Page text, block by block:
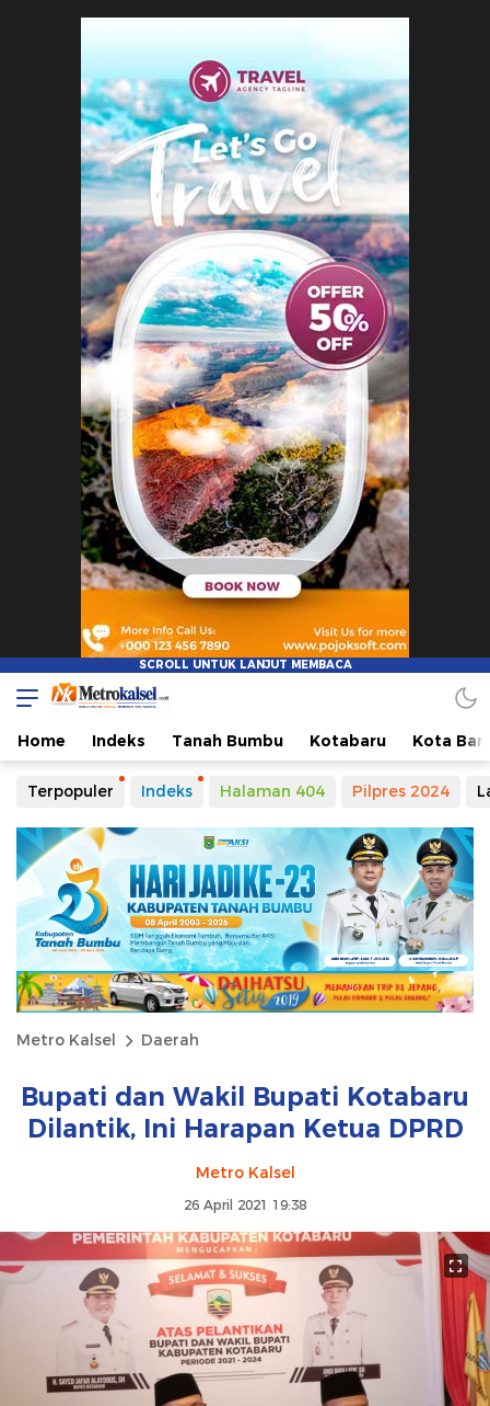
Home Indeks Tanah Bumbu Kotabaru Kota
Terpopuler Indeks Halaman 404 Pilpres 2024
Metro Kalsel Daerah
Bupati dan Wakil Bupati Kotabaru
Dilantik, Ini Harapan Ketua DPRD
Metro Kalsel
26 April 2021 19:38